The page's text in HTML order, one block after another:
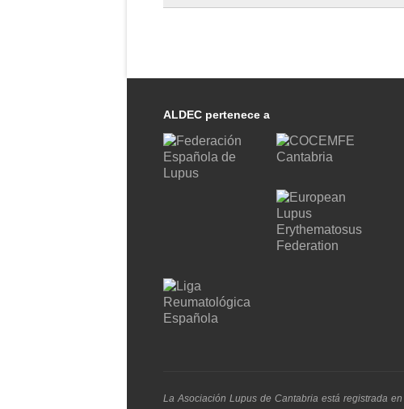
ALDEC pertenece a
La Asociación Lupus de Cantabria está registrada